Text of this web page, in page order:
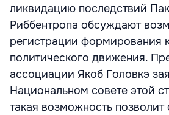
ликвидацию последствий
Риббентропа обсуждают
регистрации формирования
политического движения.
ассоциации Якоб Головкэ
Национальном совете этой
такая возможность